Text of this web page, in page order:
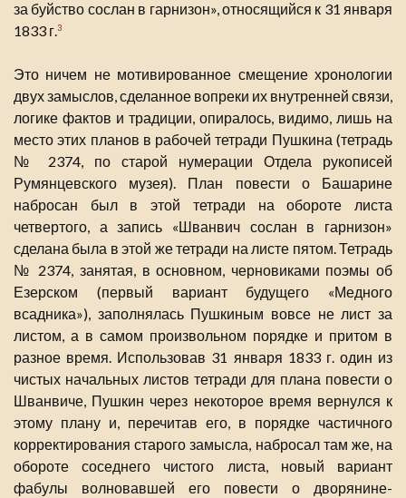
за буйство сослан в гарнизон», относящийся к 31 января
1833 г.3
Это ничем не мотивированное смещение хронологии
двух замыслов, сделанное вопреки их внутренней связи,
логике фактов и традиции, опиралось, видимо, лишь на
место этих планов в рабочей тетради Пушкина (тетрадь
№ 2374, по старой нумерации Отдела рукописей
Румянцевского музея). План повести о Башарине
набросан был в этой тетради на обороте листа
четвертого, а запись «Шванвич сослан в гарнизон»
сделана была в этой же тетради на листе пятом. Тетрадь
№ 2374, занятая, в основном, черновиками поэмы об
Езерском (первый вариант будущего «Медного
всадника»), заполнялась Пушкиным вовсе не лист за
листом, а в самом произвольном порядке и притом в
разное время. Использовав 31 января 1833 г. один из
чистых начальных листов тетради для плана повести о
Шванвиче, Пушкин через некоторое время вернулся к
этому плану и, перечитав его, в порядке частичного
корректирования старого замысла, набросал там же, на
обороте соседнего чистого листа, новый вариант
фабулы волновавшей его повести о дворянине-